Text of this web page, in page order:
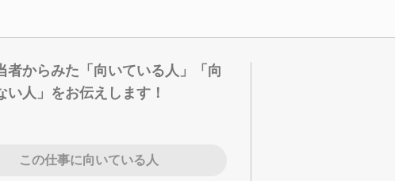
者からみた「向いている人」「向
い人」をお伝えします！
この仕事に向いている人